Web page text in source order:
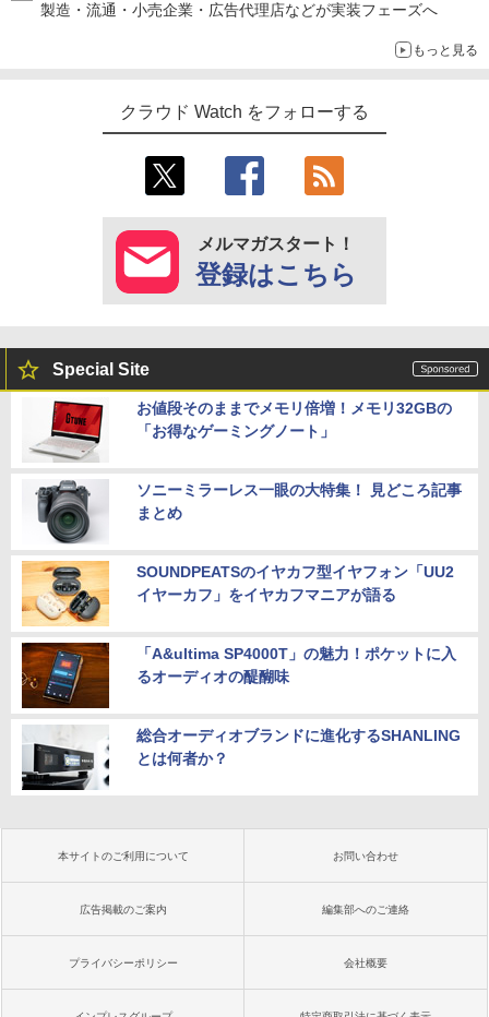
製造・流通・小売企業・広告代理店などが実装フェーズへ
もっと見る
クラウド Watch をフォローする
メルマガスタート！
登録はこちら
Special Site
お値段そのままでメモリ倍増！メモリ32GBの
「お得なゲーミングノート」
ソニーミラーレス一眼の大特集！ 見どころ記事
まとめ
SOUNDPEATSのイヤカフ型イヤフォン「UU2
イヤーカフ」をイヤカフマニアが語る
「A&ultima SP4000T」の魅力！ポケットに入
るオーディオの醍醐味
総合オーディオブランドに進化するSHANLING
とは何者か？
本サイトのご利用について お問い合わせ
広告掲載のご案内 編集部へのご連絡
プライバシーポリシー 会社概要